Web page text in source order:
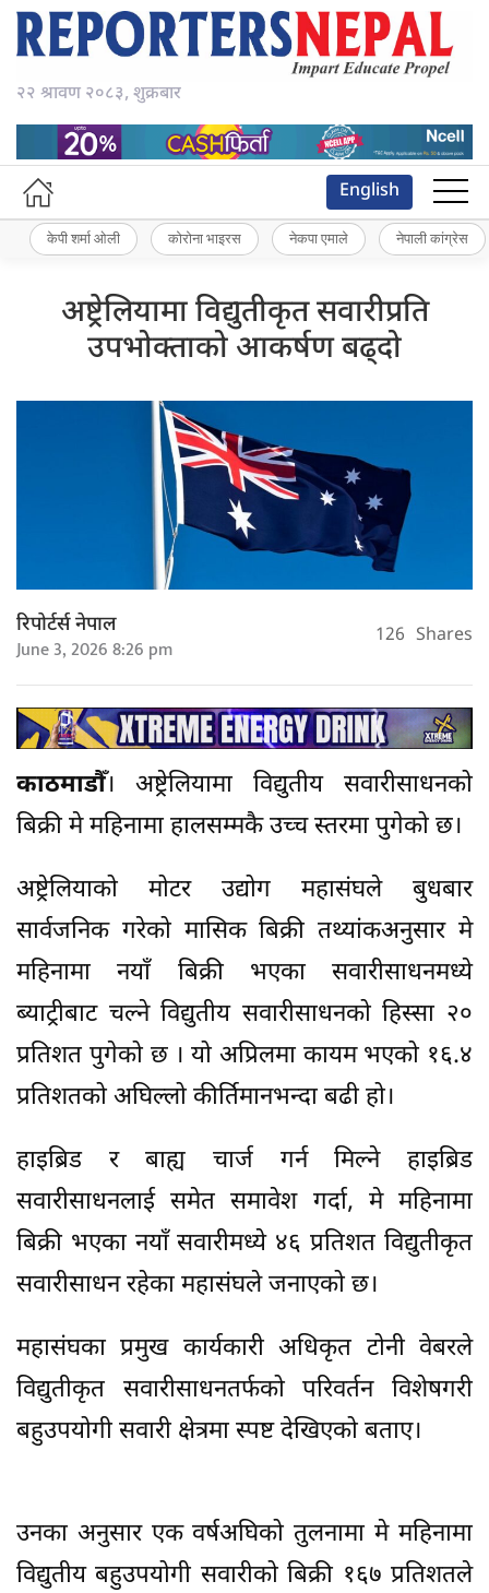
२२ श्रावण २०८३, शुक्रबार
English
केपी शर्मा ओली कोरोना भाइरस नेकपा एमाले नेपाली कांग्रेस
अष्ट्रेलियामा विद्युतीकृत सवारीप्रति
उपभोक्ताको आकर्षण बढ्दो
रिपोर्टर्स नेपाल
June 3, 2026 8:26 pm 126 Shares
काठमाडाैँ। अष्ट्रेलियामा विद्युतीय सवारीसाधनको
बिक्री मे महिनामा हालसम्मकै उच्च स्तरमा पुगेको छ।
अष्ट्रेलियाको मोटर उद्योग महासंघले बुधबार
सार्वजनिक गरेको मासिक बिक्री तथ्यांकअनुसार मे
महिनामा नयाँ बिक्री भएका सवारीसाधनमध्ये
ब्याट्रीबाट चल्ने विद्युतीय सवारीसाधनको हिस्सा २०
प्रतिशत पुगेको छ । यो अप्रिलमा कायम भएको १६.४
प्रतिशतको अघिल्लो कीर्तिमानभन्दा बढी हो।
हाइब्रिड र बाह्य चार्ज गर्न मिल्ने हाइब्रिड
सवारीसाधनलाई समेत समावेश गर्दा, मे महिनामा
बिक्री भएका नयाँ सवारीमध्ये ४६ प्रतिशत विद्युतीकृत
सवारीसाधन रहेका महासंघले जनाएको छ।
महासंघका प्रमुख कार्यकारी अधिकृत टोनी वेबरले
विद्युतीकृत सवारीसाधनतर्फको परिवर्तन विशेषगरी
बहुउपयोगी सवारी क्षेत्रमा स्पष्ट देखिएको बताए।
उनका अनुसार एक वर्षअघिको तुलनामा मे महिनामा
विद्युतीय बहुउपयोगी सवारीको बिक्री १६७ प्रतिशतले